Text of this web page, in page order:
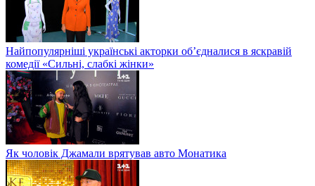
Найпопулярніші українські акторки об’єдналися в яскравій
комедії «Сильні, слабкі жінки»
Як чоловік Джамали врятував авто Монатика